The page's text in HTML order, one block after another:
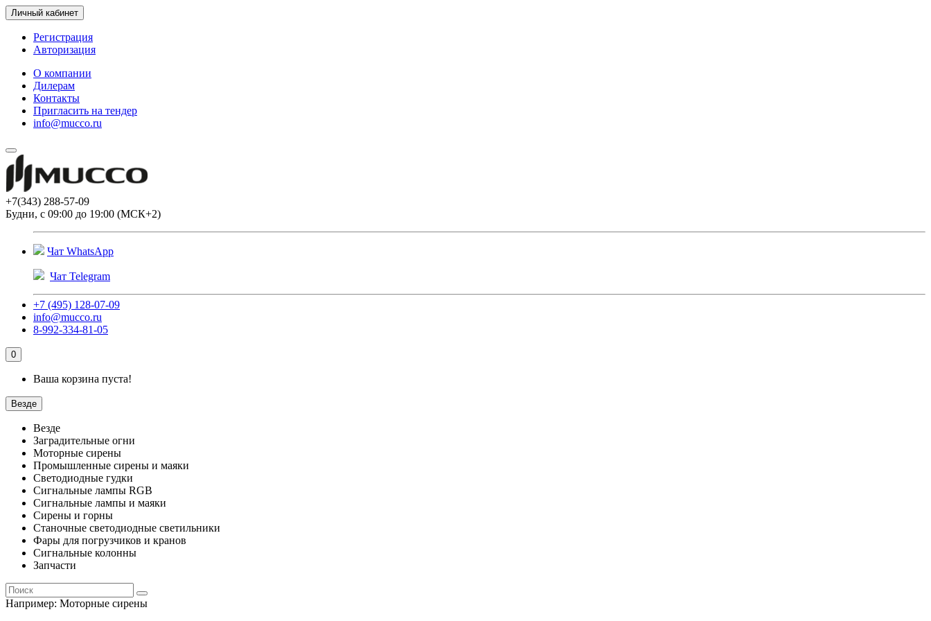
Личный кабинет
Регистрация
Авторизация
О компании
Дилерам
Контакты
Пригласить на тендер
info@mucco.ru
+7(343) 288-57-09
Будни, с 09:00 до 19:00 (МСК+2)
Чат WhatsApp
Чат Telegram
+7 (495) 128-07-09
info@mucco.ru
8-992-334-81-05
0
Ваша корзина пуста!
Везде
Везде
Заградительные огни
Моторные сирены
Промышленные сирены и маяки
Светодиодные гудки
Сигнальные лампы RGB
Сигнальные лампы и маяки
Сирены и горны
Станочные светодиодные светильники
Фары для погрузчиков и кранов
Сигнальные колонны
Запчасти
Например: Моторные сирены